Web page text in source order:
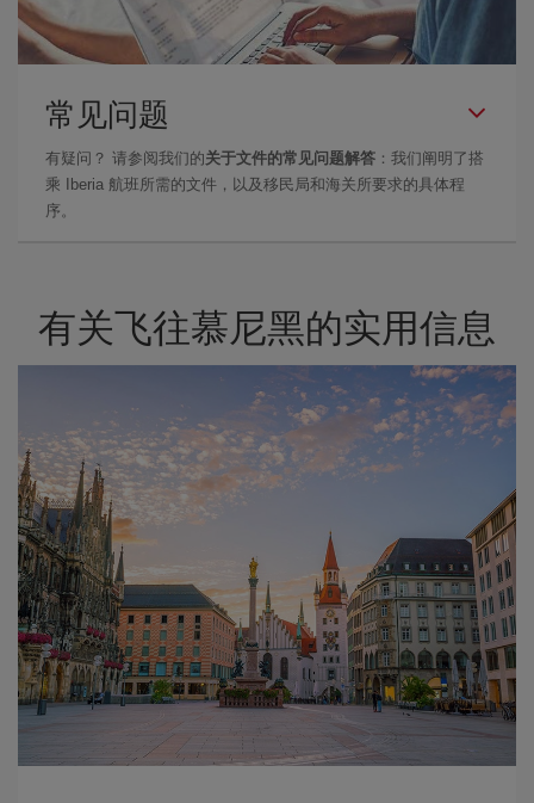
常见问题
有疑问？ 请参阅我们的关于文件的常见问题解答 ：我们阐明了搭
乘 Iberia 航班所需的文件，以及移民局和海关所要求的具体程
序。
有关飞往慕尼黑的实用信息